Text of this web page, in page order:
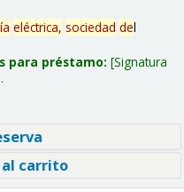
eléctrica, sociedad del
para préstamo: Signatura
carrito